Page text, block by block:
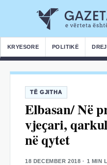
KRYESORE POLITIKË
TË GJITHA
Elbasan/ Në
vjeҫari,
në qytet
18 DECEMBER 2018 · 1 MIN